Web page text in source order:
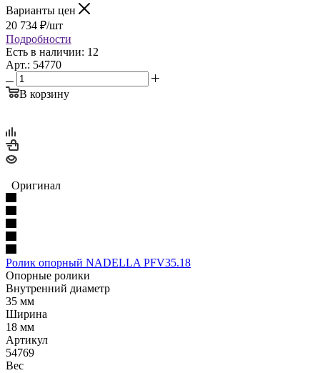
Варианты цен
20 734 ₽/шт
Подробности
Есть в наличии: 12
Арт.: 54770
В корзину
Оригинал
Ролик опорный NADELLA PFV35.18
Опорные ролики
Внутренний диаметр
35 мм
Ширина
18 мм
Артикул
54769
Вес